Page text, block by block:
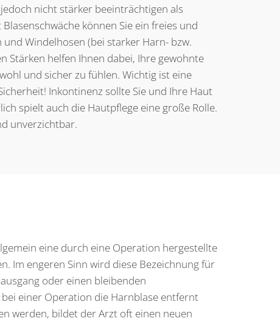
nicht stärker beeinträchtigen als
können Sie ein freies und
Windelhosen (bei starker Harn- bzw.
Stärken helfen Ihnen dabei, Ihre gewohnte
und sicher zu fühlen. Wichtig ist eine
Inkontinenz sollte Sie und Ihre Haut
spielt auch die Hautpflege eine große Rolle.
unverzichtbar.
eine durch eine Operation hergestellte
Im engeren Sinn wird diese Bezeichnung für
oder einen bleibenden
einer Operation die Harnblase entfernt
werden, bildet der Arzt oft einen neuen